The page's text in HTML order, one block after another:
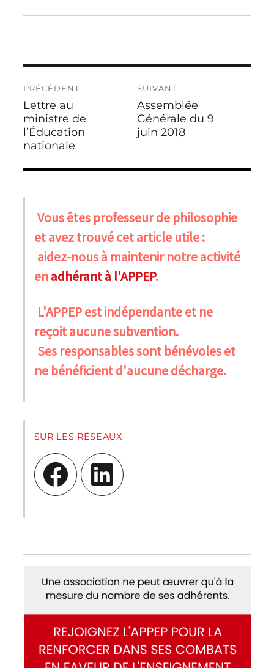
de
l’article
PRÉCÉDENT
Publication
précédente :
Lettre au
ministre de
l’Éducation
nationale
SUIVANT
Publication
suivante :
Assemblée
Générale du 9
juin 2018
Vous êtes professeur de philosophie
et avez trouvé cet article utile :
aidez-nous à maintenir notre activité
enadhérant à l'APPEP.
L'APPEP est indépendante et ne
reçoit aucune subvention.
Ses responsables sont bénévoles et
ne bénéficient d'aucune décharge.
SUR LES RÉSEAUX
Facebook LinkedIn